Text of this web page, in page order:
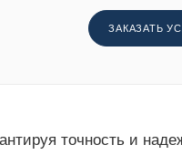
ЗАКАЗАТЬ
точность и